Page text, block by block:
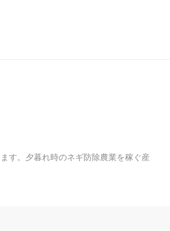
す。夕暮れ時のネギ防除農業を稼ぐ産